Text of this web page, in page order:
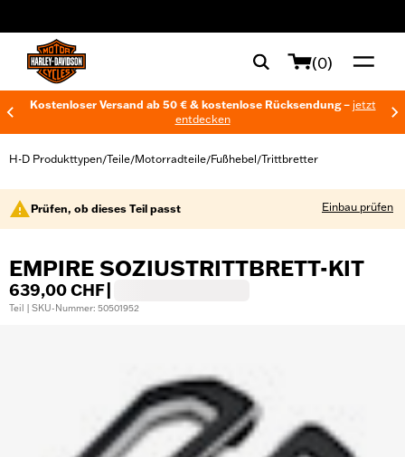
(0)
Kostenloser Versand ab 50 € & kostenlose Rücksendung – jetzt
entdecken
H-D Produkttypen/Teile/Motorradteile/Fußhebel/Trittbretter
Prüfen, ob dieses Teil passt Einbau prüfen
EMPIRE SOZIUSTRITTBRETT-KIT
639,00 CHF
Teil | SKU-Nummer: 50501952